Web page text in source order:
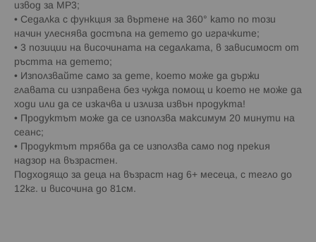
извод за MP3;
• Седалка с функция за въртене на 360° като по този
начин улеснява достъпа на детето до играчките;
• 3 позиции на височината на седалката, в зависимост от
ръстта на детето;
• Използвайте само за дете, което може да държи
главата си изправена без чужда помощ и което не може да
ходи или да се изкачва и излиза извън продукта!
• Продуктът може да се използва максимум 20 минути на
сеанс;
• Продуктът трябва да се използва само под прекия
надзор на възрастен.
Подходящо за деца на възраст над 6+ месеца, с тегло до
12кг. и височина до 81см.